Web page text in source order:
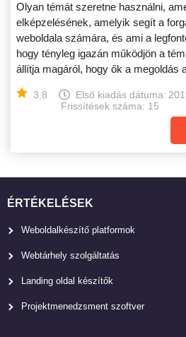
Olyan témát szeretne használni,
elképzelésének, amelyik segít a
weboldala számára, és ami a
hogy tényleg igazán működjön a
állítja magáról, hogy ők a megoldás
3.8 Első kiadás dátuma:
Frissítések száma: 15
ÉRTÉKELÉSEK
Weboldalkészítő platformok
Webtárhely szolgáltatás
Landing oldal készítők
Projektmenedzsment szoftver